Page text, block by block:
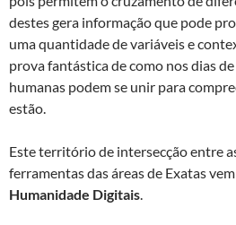
destes gera informação que pode
uma quantidade de variáveis e
prova fantástica de como nos dias
humanas podem se unir para
estão.
Este território de intersecção entre
ferramentas das áreas de Exatas
Humanidade Digitais.